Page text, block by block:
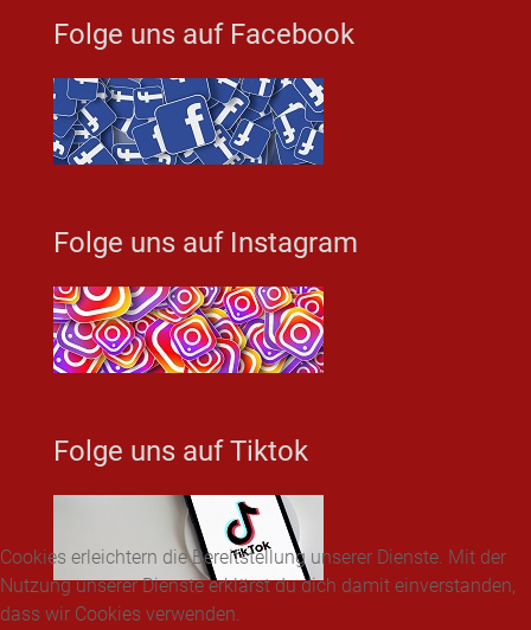
Folge uns auf Facebook
Folge uns auf Instagram
Folge uns auf Tiktok
Cookies erleichtern die Bereitstellung unserer Dienste. Mit der
Nutzung unserer Dienste erklärst du dich damit einverstanden,
dass wir Cookies verwenden.